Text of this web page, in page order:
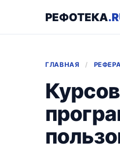
РЕФОТЕКА
ГЛАВНАЯ /